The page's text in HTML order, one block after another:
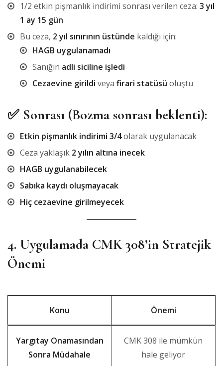
1/2 etkin pişmanlık indirimi sonrası verilen ceza: 3 yıl
1 ay 15 gün
Bu ceza, 2 yıl sınırının üstünde kaldığı için:
HAGB uygulanamadı
Sanığın adli siciline işledi
Cezaevine girildi veya firari statüsü oluştu
✅ Sonrası (Bozma sonrası beklenti):
Etkin pişmanlık indirimi 3/4olarak uygulanacak
Ceza yaklaşık 2 yılın altına inecek
HAGB uygulanabilecek
Sabıka kaydı oluşmayacak
Hiç cezaevine girilmeyecek
4. Uygulamada CMK 308’in Stratejik
Önemi
Konu Önemi
Yargıtay Onamasından
Sonra Müdahale
CMK 308 ile mümkün
hale geliyor